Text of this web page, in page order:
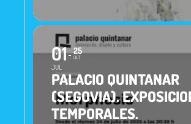
01
JUL
25
OCT
PALACIO QUINTANAR
(SEGOVIA).
TEMPORALES.